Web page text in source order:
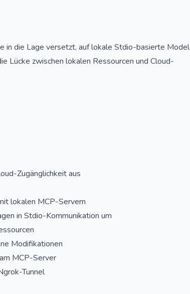
in die Lage versetzt, auf lokale Stdio-basierte Model
Lücke zwischen lokalen Ressourcen und Cloud-
Zugänglichkeit aus
lokalen MCP-Servern
in Stdio-Kommunikation um
Modifikationen
MCP-Server
Tunnel